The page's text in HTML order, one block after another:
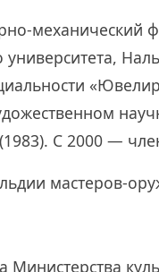
механический
университета,
С 2000 —
мастеров-
Министерства